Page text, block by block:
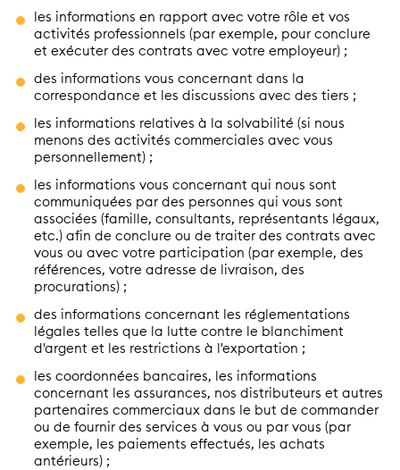
les informations en rapport avec votre rôle et vos
activités professionnels (par exemple, pour conclure
et exécuter des contrats avec votre employeur) ;
des informations vous concernant dans la
correspondance et les discussions avec des tiers ;
les informations relatives à la solvabilité (si nous
menons des activités commerciales avec vous
personnellement) ;
les informations vous concernant qui nous sont
communiquées par des personnes qui vous sont
associées (famille, consultants, représentants légaux,
etc.) afin de conclure ou de traiter des contrats avec
vous ou avec votre participation (par exemple, des
références, votre adresse de livraison, des
procurations) ;
des informations concernant les réglementations
légales telles que la lutte contre le blanchiment
d'argent et les restrictions à l'exportation ;
les coordonnées bancaires, les informations
concernant les assurances, nos distributeurs et autres
partenaires commerciaux dans le but de commander
ou de fournir des services à vous ou par vous (par
exemple, les paiements effectués, les achats
antérieurs) ;